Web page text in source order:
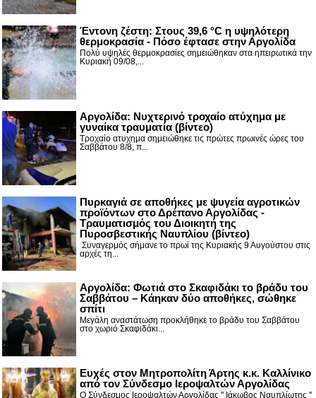
Έντονη ζέστη: Στους 39,6 °C η υψηλότερη
θερμοκρασία - Πόσο έφτασε στην Αργολίδα
Πολύ υψηλές θερμοκρασίες σημειώθηκαν στα ηπειρωτικά την
Κυριακή 09/08,...
Αργολίδα: Νυχτερινό τροχαίο ατύχημα με
γυναίκα τραυματία (βίντεο)
Τροχαίο ατυχημα σημειώθηκε τις πρώτες πρωινές ώρες του
Σαββάτου 8/8, π...
Πυρκαγιά σε αποθήκες με ψυγεία αγροτικών
προϊόντων στο Δρέπανο Αργολίδας -
Τραυματισμός του Διοικητή της
Πυροσβεστικής Ναυπλίου (βίντεο)
Συναγερμός σήμανε το πρωί της Κυριακής 9 Αυγούστου στις
αρχές τη...
Αργολίδα: Φωτιά στο Σκαφιδάκι το βράδυ του
Σαββάτου – Κάηκαν δύο αποθήκες, σώθηκε
σπίτι
Μεγάλη αναστάτωση προκλήθηκε το βράδυ του Σαββάτου
στο χωριό Σκαφιδάκι...
Ευχές στον Μητροπολίτη Άρτης κ.κ. Καλλίνικο
από τον Σύνδεσμο Ιεροψαλτών Αργολίδας
Ο Σύνδεσμος Ιεροψαλτών Αργολίδας '' Ιάκωβος Ναυπλίωτης ''